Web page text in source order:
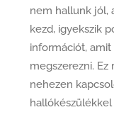
nem hallunk jól,
kezd, igyekszik
információt,
megszerezni.
nehezen